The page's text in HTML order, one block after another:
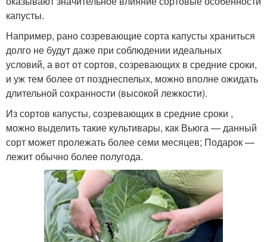
капусты.
Например, рано созревающие сорта капусты храниться
долго не будут даже при соблюдении идеальных
условий, а вот от сортов, созревающих в средние сроки,
и уж тем более от позднеспелых, можно вполне ожидать
длительной сохранности (высокой лежкости).
Из сортов капусты, созревающих в средние сроки ,
можно выделить такие культивары, как Вьюга — данный
сорт может пролежать более семи месяцев; Подарок —
лежит обычно более полугода.